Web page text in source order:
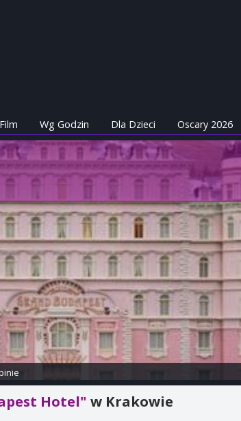
Wg Godzin Dla Dzieci Oscary 2026
Hotel"w Krakowie